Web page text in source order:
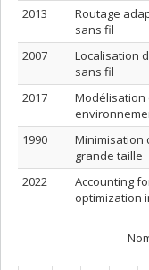
2013
Routage
sans fil
2007
Localisation
sans fil
2017
Modélisation
1990
Minimisation
grande taille
2022
Accounting
optimization